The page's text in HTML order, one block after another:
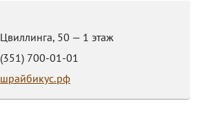
Цвиллинга, 50 — 1 этаж
(351) 700-01-01
шрайбикус.рф